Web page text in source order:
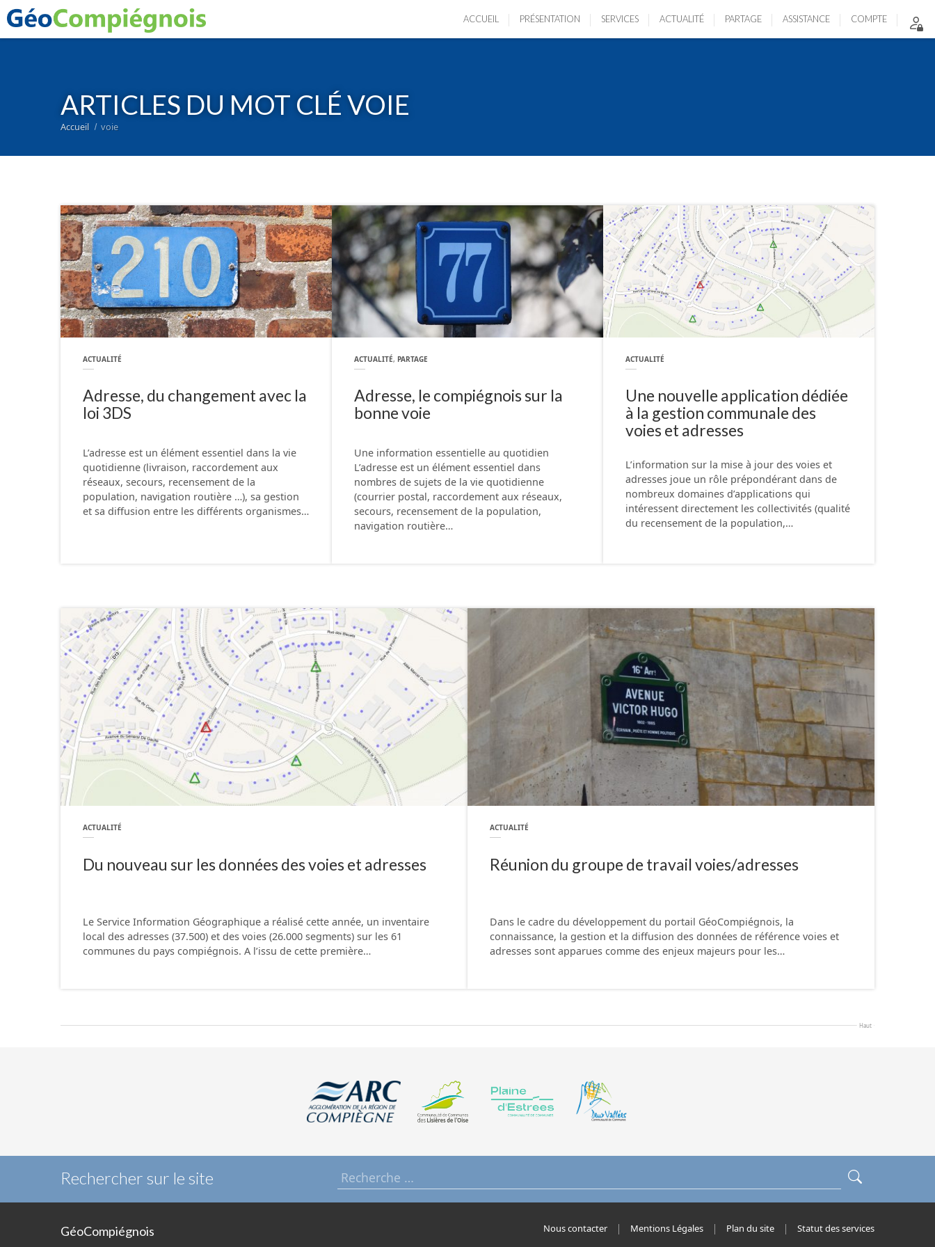
ACCUEIL PRÉSENTATION SERVICES ACTUALITÉ PARTAGE ASSISTANCE COMPTE
ARTICLES DU MOT CLÉ VOIE
Accueil voie
ACTUALITÉ
Adresse, du changement avec la
loi 3DS
L’adresse est un élément essentiel dans la vie
quotidienne (livraison, raccordement aux
réseaux, secours, recensement de la
population, navigation routière …), sa gestion
et sa diffusion entre les différents organismes…
ACTUALITÉ, PARTAGE
Adresse, le compiégnois sur la
bonne voie
Une information essentielle au quotidien
L’adresse est un élément essentiel dans
nombres de sujets de la vie quotidienne
(courrier postal, raccordement aux réseaux,
secours, recensement de la population,
navigation routière…
ACTUALITÉ
Une nouvelle application dédiée
à la gestion communale des
voies et adresses
L’information sur la mise à jour des voies et
adresses joue un rôle prépondérant dans de
nombreux domaines d’applications qui
intéressent directement les collectivités (qualité
du recensement de la population,…
ACTUALITÉ
Du nouveau sur les données des voies et adresses
Le Service Information Géographique a réalisé cette année, un inventaire
local des adresses (37.500) et des voies (26.000 segments) sur les 61
communes du pays compiégnois. A l’issu de cette première…
ACTUALITÉ
Réunion du groupe de travail voies/adresses
Dans le cadre du développement du portail GéoCompiégnois, la
connaissance, la gestion et la diffusion des données de référence voies et
adresses sont apparues comme des enjeux majeurs pour les…
Haut
Rechercher sur le site
GéoCompiégnois Nous contacter Mentions Légales Plan du site Statut des services